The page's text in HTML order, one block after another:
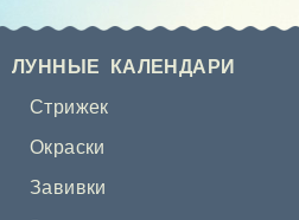
ЛУННЫЕ КАЛЕНДАРИ
Стрижек
Окраски
Завивки